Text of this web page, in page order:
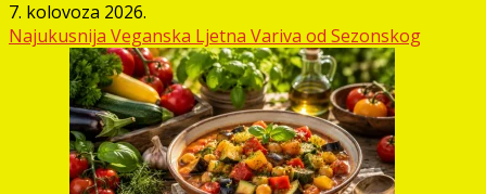
7. kolovoza 2026.
Najukusnija Veganska Ljetna Variva od Sezonskog